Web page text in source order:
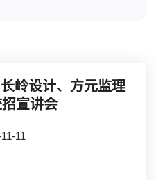
岭设计、方元监理
宣讲会
11